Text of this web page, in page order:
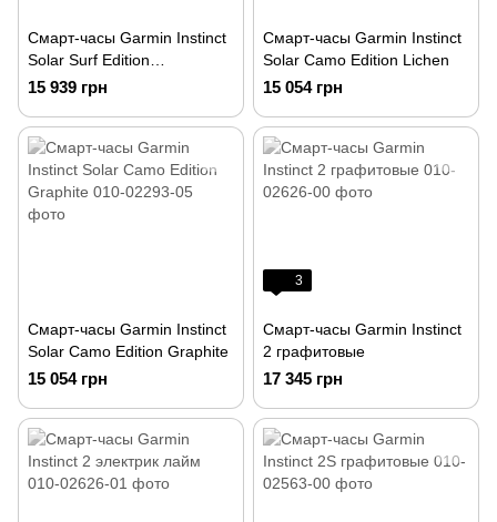
Смарт-часы Garmin Instinct
Solar Surf Edition
Cloudbreak
15 939 грн
Смарт-часы Garmin Instinct
Solar Camo Edition Lichen
15 054 грн
Смарт-часы Garmin Instinct
Solar Camo Edition Graphite
15 054 грн
3
Смарт-часы Garmin Instinct
2 графитовые
17 345 грн